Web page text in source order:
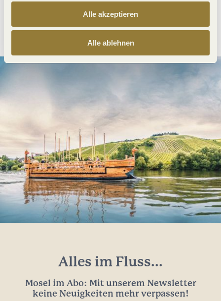
Alle akzeptieren
Alle ablehnen
Anreise planen PDF erzeugen
Alles im Fluss...
Mosel im Abo: Mit unserem Newsletter
keine Neuigkeiten mehr verpassen!